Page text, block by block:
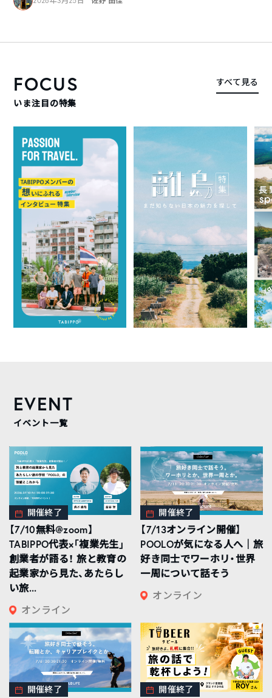
FOCUS
いま注目の特集
すべて見る
EVENT
イベント一覧
開催終了
【7/10無料@zoom】
TABIPPO代表×「複業先生」
創業者が語る！ 旅と教育の
起業家から見た、あたらし
い旅...
オンライン
開催終了
【7/13オンライン開催】
POOLOが気になる人へ｜旅
好き同士でワーホリ・世界
一周について話そう
オンライン
開催終了 開催終了